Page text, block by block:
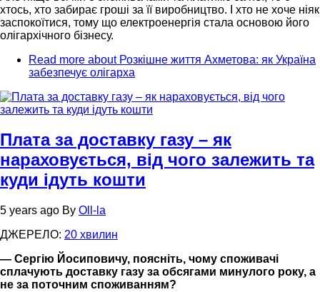
хтось, хто забирає гроші за її виробництво. І хто не хоче ніяк
заспокоїтися, тому що електроенергія стала основою його
олігархічного бізнесу.
Read more about Розкішне життя Ахметова: як Україна
забезпечує олігарха
Плата за доставку газу – як
нараховується, від чого залежить та
куди ідуть кошти
5 years ago By Oll-la
ДЖЕРЕЛО: 20 хвилин
— Сергію Йосиповичу, поясніть, чому споживачі
сплачують доставку газу за обсягами минулого року, а
не за поточним споживанням?